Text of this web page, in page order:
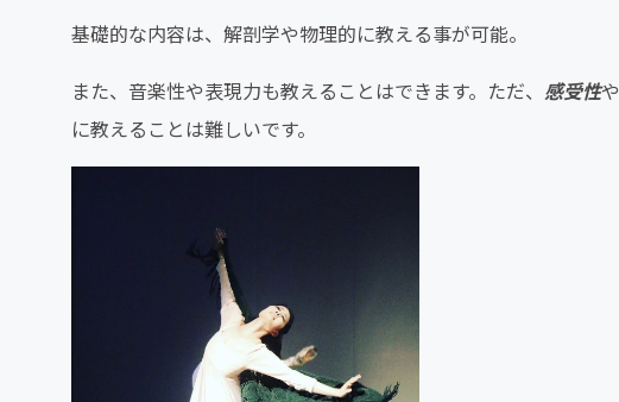
基礎的な内容は、解剖学や物理的に教える事が可能。
また、音楽性や表現力も教えることはできます。ただ、 感受性や
に教えることは難しいです。